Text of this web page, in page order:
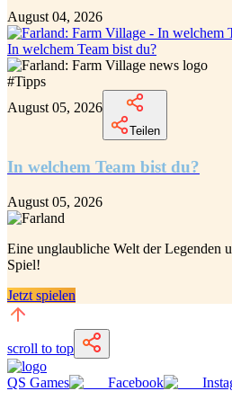
August 04, 2026
In welchem Team bist du?
#Tipps
August 05, 2026
Teilen
In welchem Team bist du?
August 05, 2026
Eine unglaubliche Welt der Legenden
Spiel!
Jetzt spielen
scroll to top
QS Games Facebook